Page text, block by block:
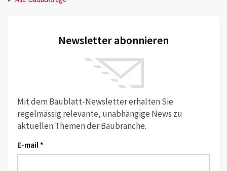
Newsletter abonnieren
Mit dem Baublatt-Newsletter erhalten Sie
regelmässig relevante, unabhängige News zu
aktuellen Themen der Baubranche.
E-mail *